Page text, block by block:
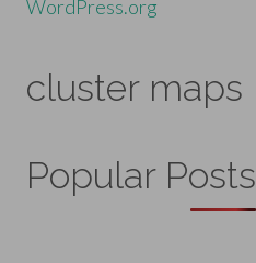
WordPress.org
cluster maps
Popular Posts